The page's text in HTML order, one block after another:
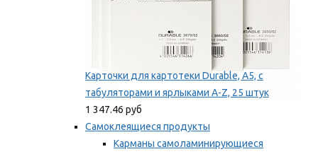
Карточки для картотеки Durable, A5, с
табуляторами и ярлыками A-Z, 25 штук
1 347.46 руб
Самоклеящиеся продукты
Карманы самоламинирующиеся